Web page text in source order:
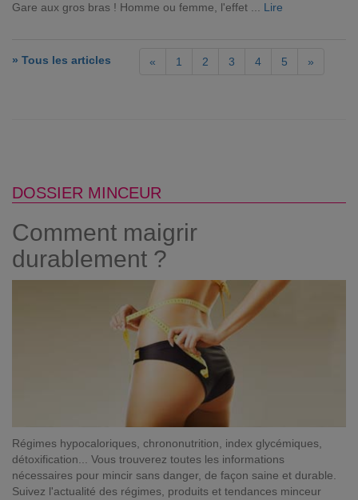
Gare aux gros bras ! Homme ou femme, l'effet ... Lire
» Tous les articles « 1 2 3 4 5 »
DOSSIER MINCEUR
Comment maigrir
durablement ?
Régimes hypocaloriques, chrononutrition, index glycémiques,
détoxification... Vous trouverez toutes les informations
nécessaires pour mincir sans danger, de façon saine et durable.
Suivez l'actualité des régimes, produits et tendances minceur